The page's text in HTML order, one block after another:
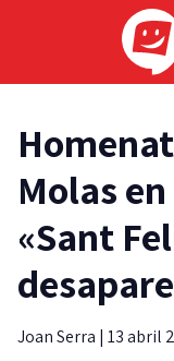
Molas
«Sant
Joan Serra | 13 abril